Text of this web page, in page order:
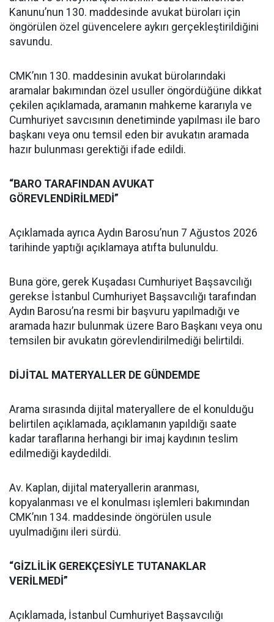
Kanunu’nun 130. maddesinde avukat büroları için
öngörülen özel güvencelere aykırı gerçekleştirildiğini
savundu.
CMK’nın 130. maddesinin avukat bürolarındaki
aramalar bakımından özel usuller öngördüğüne dikkat
çekilen açıklamada, aramanın mahkeme kararıyla ve
Cumhuriyet savcısının denetiminde yapılması ile baro
başkanı veya onu temsil eden bir avukatın aramada
hazır bulunması gerektiği ifade edildi.
“BARO TARAFINDAN AVUKAT
GÖREVLENDİRİLMEDİ”
Açıklamada ayrıca Aydın Barosu’nun 7 Ağustos 2026
tarihinde yaptığı açıklamaya atıfta bulunuldu.
Buna göre, gerek Kuşadası Cumhuriyet Başsavcılığı
gerekse İstanbul Cumhuriyet Başsavcılığı tarafından
Aydın Barosu’na resmi bir başvuru yapılmadığı ve
aramada hazır bulunmak üzere Baro Başkanı veya onu
temsilen bir avukatın görevlendirilmediği belirtildi.
DİJİTAL MATERYALLER DE GÜNDEMDE
Arama sırasında dijital materyallere de el konulduğu
belirtilen açıklamada, açıklamanın yapıldığı saate
kadar taraflarına herhangi bir imaj kaydının teslim
edilmediği kaydedildi.
Av. Kaplan, dijital materyallerin aranması,
kopyalanması ve el konulması işlemleri bakımından
CMK’nın 134. maddesinde öngörülen usule
uyulmadığını ileri sürdü.
“GİZLİLİK GEREKÇESİYLE TUTANAKLAR
VERİLMEDİ”
Açıklamada, İstanbul Cumhuriyet Başsavcılığı